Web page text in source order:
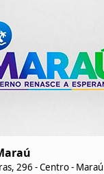
296 - Centro - Maraú